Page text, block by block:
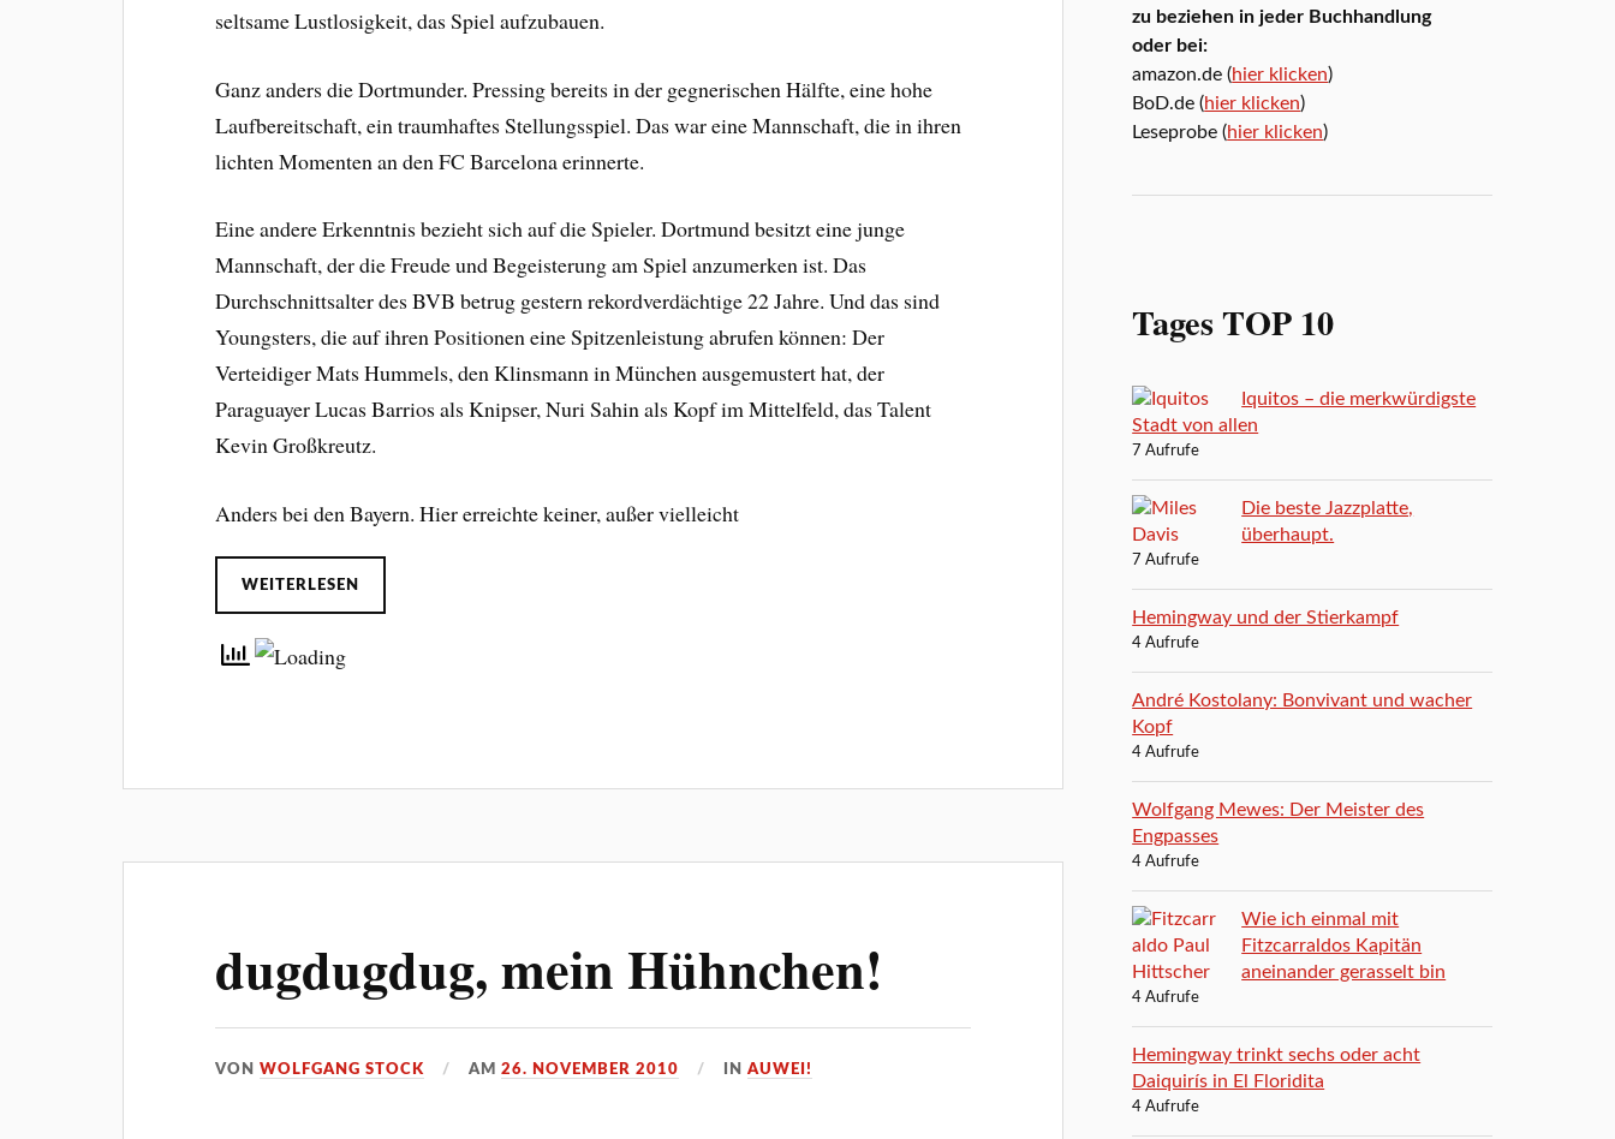
seltsame Lustlosigkeit, das Spiel aufzubauen.
Ganz anders die Dortmunder. Pressing bereits in der gegnerischen Hälfte, eine hohe
Laufbereitschaft, ein traumhaftes Stellungsspiel. Das war eine Mannschaft, die in ihren
lichten Momenten an den FC Barcelona erinnerte.
Eine andere Erkenntnis bezieht sich auf die Spieler. Dortmund besitzt eine junge
Mannschaft, der die Freude und Begeisterung am Spiel anzumerken ist. Das
Durchschnittsalter des BVB betrug gestern rekordverdächtige 22 Jahre. Und das sind
Youngsters, die auf ihren Positionen eine Spitzenleistung abrufen können: Der
Verteidiger Mats Hummels, den Klinsmann in München ausgemustert hat, der
Paraguayer Lucas Barrios als Knipser, Nuri Sahin als Kopf im Mittelfeld, das Talent
Kevin Großkreutz.
Anders bei den Bayern. Hier erreichte keiner, außer vielleicht
WEITERLESEN
dugdugdug, mein Hühnchen!
VONWOLFGANG STOCK AM26. NOVEMBER 2010 INAUWEI!
zu beziehen in jeder Buchhandlung
oder bei:
amazon.de (hier klicken)
BoD.de (hier klicken)
Leseprobe (hier klicken)
Tages TOP 10
Iquitos – die merkwürdigste
Stadt von allen
7 Aufrufe
Die beste Jazzplatte,
überhaupt.
7 Aufrufe
Hemingway und der Stierkampf
4 Aufrufe
André Kostolany: Bonvivant und wacher
Kopf
4 Aufrufe
Wolfgang Mewes: Der Meister des
Engpasses
4 Aufrufe
Wie ich einmal mit
Fitzcarraldos Kapitän
aneinander gerasselt bin
4 Aufrufe
Hemingway trinkt sechs oder acht
Daiquirís in El Floridita
4 Aufrufe